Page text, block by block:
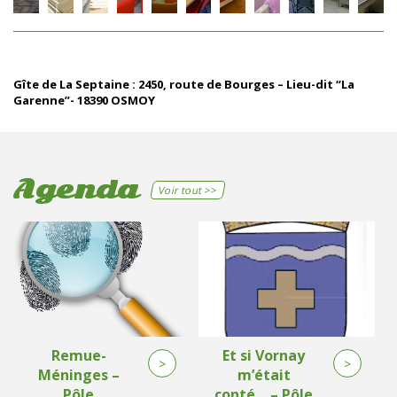
Gîte de La Septaine : 2450, route de Bourges – Lieu-dit “La
Garenne”- 18390 OSMOY
Agenda Voir tout >>
Remue-
Méninges –
>
Et si Vornay
m’était
>